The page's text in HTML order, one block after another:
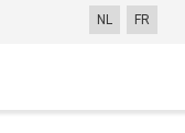
NL FR